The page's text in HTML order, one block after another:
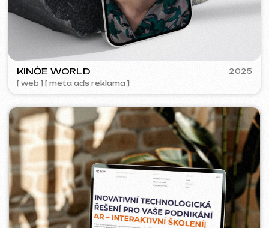
ACIDUM 2024